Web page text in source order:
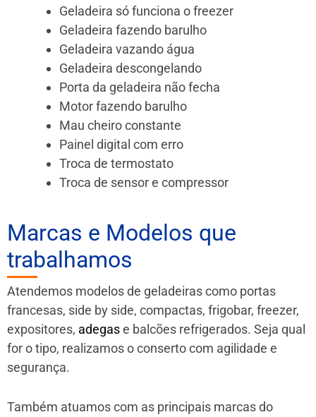
Geladeira só funciona o freezer
Geladeira fazendo barulho
Geladeira vazando água
Geladeira descongelando
Porta da geladeira não fecha
Motor fazendo barulho
Mau cheiro constante
Painel digital com erro
Troca de termostato
Troca de sensor e compressor
Marcas e Modelos que
trabalhamos
Atendemos modelos de geladeiras como portas
francesas, side by side, compactas, frigobar, freezer,
expositores, adegase balcões refrigerados. Seja qual
for o tipo, realizamos o conserto com agilidade e
segurança.
Também atuamos com as principais marcas do